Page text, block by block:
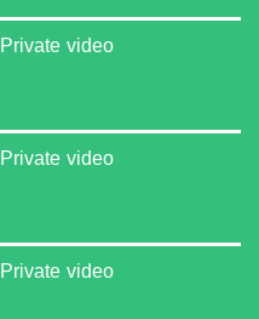
Private video
Private video
Private video